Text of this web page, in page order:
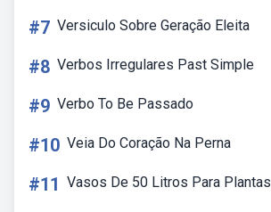
#7 Versiculo Sobre Geração Eleita
#8 Verbos Irregulares Past Simple
#9 Verbo To Be Passado
#10 Veia Do Coração Na Perna
#11 Vasos De 50 Litros Para Plantas